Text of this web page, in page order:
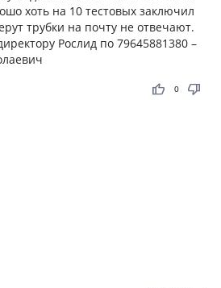
хоть на 10 тестовых заключил
трубки на почту не отвечают.
Рослид по 79645881380 –
thumb_up thumb_down
0